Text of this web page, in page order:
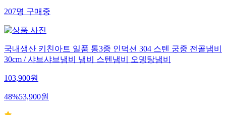
207명 구매중
국내생산 키친아트 일품 통3중 인덕션 304 스텐 궁중 전골냄비
30cm / 샤브샤브냄비 냄비 스텐냄비 오뎅탕냄비
103,900원
48%53,900원